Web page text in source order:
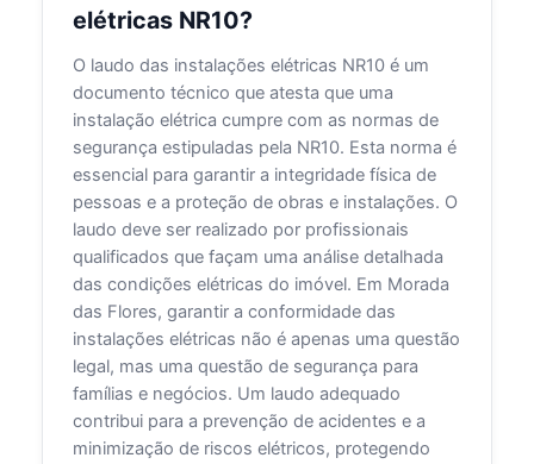
elétricas NR10?
O laudo das instalações elétricas NR10 é um
documento técnico que atesta que uma
instalação elétrica cumpre com as normas de
segurança estipuladas pela NR10. Esta norma é
essencial para garantir a integridade física de
pessoas e a proteção de obras e instalações. O
laudo deve ser realizado por profissionais
qualificados que façam uma análise detalhada
das condições elétricas do imóvel. Em Morada
das Flores, garantir a conformidade das
instalações elétricas não é apenas uma questão
legal, mas uma questão de segurança para
famílias e negócios. Um laudo adequado
contribui para a prevenção de acidentes e a
minimização de riscos elétricos, protegendo